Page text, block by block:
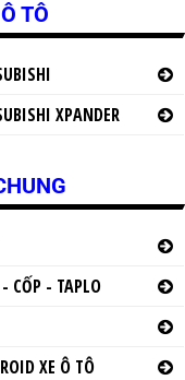
TÔ
XPANDER
CỐP - TAPLO
XE Ô TÔ